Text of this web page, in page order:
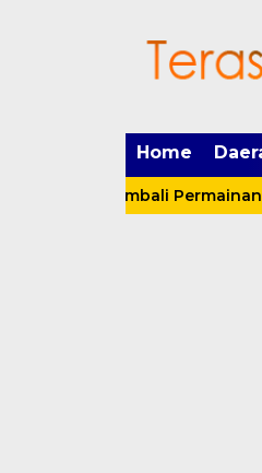
Home
Kembali Permainan